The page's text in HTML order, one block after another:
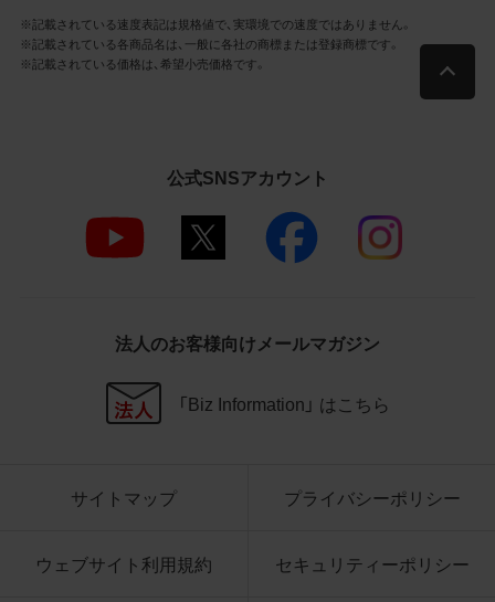
データ利用規約の記載事項は予告なく変更
されることがあります。各データをダウン
商品写真データ利用規約
お客様は、商品写真データに関する著作権
等の一切の権利が当社に帰属することに同
2.利用許諾
当社商品の販売活動（中古による販売の場
合を除く）に関する広告宣伝又は当社商品
ます。当社からの個別の同意を得た場合を
データを利用することはできません。
※記載されている速度表記は規格値で、実環境での速度ではありません。
※記載されている各商品名は、一般に各社の商標または登録商標です。
※記載されている価格は、希望小売価格です。
公式SNSアカウント
法人のお客様向けメールマガジン
「Biz Information」 はこちら
サイトマップ プライバシーポリシー
ウェブサイト利用規約 セキュリティーポリシー